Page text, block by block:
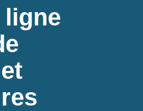
pour une prise en main
mesures stables et précises.
à la poussière et aux
ligne